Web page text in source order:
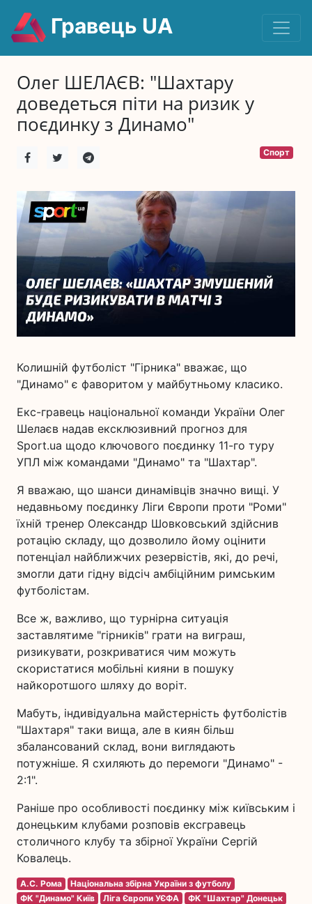
Гравець UA
Олег ШЕЛАЄВ: "Шахтару
доведеться піти на ризик у
поєдинку з Динамо"
Спорт
Колишній футболіст "Гірника" вважає, що
"Динамо" є фаворитом у майбутньому класико.
Екс-гравець національної команди України Олег
Шелаєв надав ексклюзивний прогноз для
Sport.ua щодо ключового поєдинку 11-го туру
УПЛ між командами "Динамо" та "Шахтар".
Я вважаю, що шанси динамівців значно вищі. У
недавньому поєдинку Ліги Європи проти "Роми"
їхній тренер Олександр Шовковський здійснив
ротацію складу, що дозволило йому оцінити
потенціал найближчих резервістів, які, до речі,
змогли дати гідну відсіч амбіційним римським
футболістам.
Все ж, важливо, що турнірна ситуація
заставлятиме "гірників" грати на виграш,
ризикувати, розкриватися чим можуть
скористатися мобільні кияни в пошуку
найкоротшого шляху до воріт.
Мабуть, індивідуальна майстерність футболістів
"Шахтаря" таки вища, але в киян більш
збалансований склад, вони виглядають
потужніше. Я схиляють до перемоги "Динамо" -
2:1".
Раніше про особливості поєдинку між київським і
донецьким клубами розповів ексгравець
столичного клубу та збірної України Сергій
Ковалець.
А.С. Рома
Національна збірна України з футболу
ФК "Динамо" Київ
Ліга Європи УЄФА
ФК "Шахтар" Донецьк